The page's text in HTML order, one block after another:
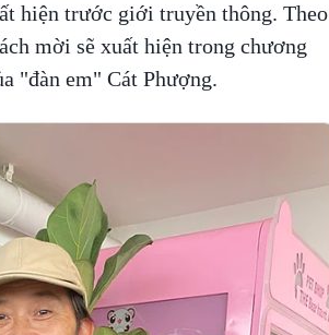
hiện trước giới truyền thông. Theo
mời sẽ xuất hiện trong chương
"đàn em" Cát Phượng.